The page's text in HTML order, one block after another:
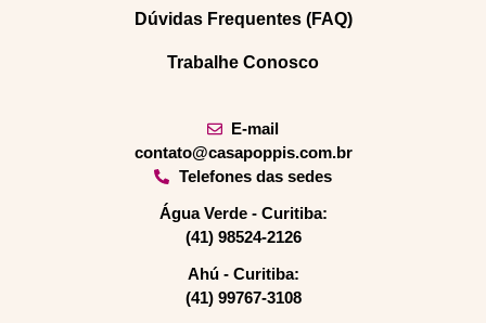
Dúvidas Frequentes (FAQ)
Trabalhe Conosco
E-mail
contato@casapoppis.com.br
Telefones das sedes
Água Verde - Curitiba:
(41) 98524-2126
Ahú - Curitiba:
(41) 99767-3108